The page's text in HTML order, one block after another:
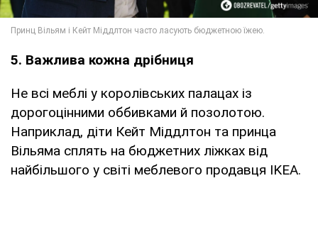
5. Важлива кожна дрібниця
Не всі меблі у королівських палацах із
дорогоцінними оббивками й позолотою.
Наприклад, діти Кейт Міддлтон та принца
Вільяма сплять на бюджетних ліжках від
найбільшого у світі меблевого продавця IKEA.